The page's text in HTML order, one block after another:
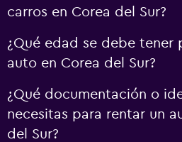
carros en Corea del Sur?
¿Qué edad se debe tener
auto en Corea del Sur?
¿Qué documentación o
necesitas para rentar un
del Sur?